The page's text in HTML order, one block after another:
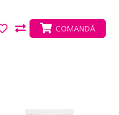
COMANDĂ